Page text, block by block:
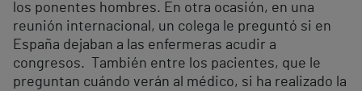
los ponentes hombres. En otra ocasión, en una
reunión internacional, un colega le preguntó si en
España dejaban a las enfermeras acudir a
congresos. También entre los pacientes, que le
preguntan cuándo verán al médico, si ha realizado la